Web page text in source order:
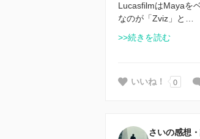
LucasfilmはMayaを
なのが「Zviz」と…
>>続きを読む
いいね！ 0
さいの感想